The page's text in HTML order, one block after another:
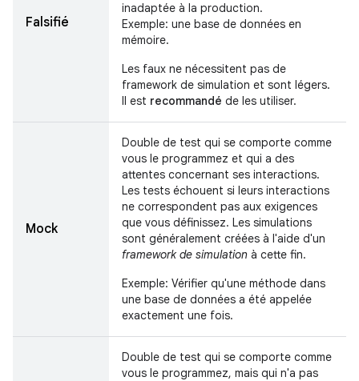
Falsifié
inadaptée à la production.
Exemple: une base de données en
mémoire.
Les faux ne nécessitent pas de
framework de simulation et sont légers.
Il est recommandé de les utiliser.
Mock
Double de test qui se comporte comme
vous le programmez et qui a des
attentes concernant ses interactions.
Les tests échouent si leurs interactions
ne correspondent pas aux exigences
que vous définissez. Les simulations
sont généralement créées à l'aide d'un
framework de simulation à cette fin.
Exemple: Vérifier qu'une méthode dans
une base de données a été appelée
exactement une fois.
Double de test qui se comporte comme
vous le programmez, mais qui n'a pas